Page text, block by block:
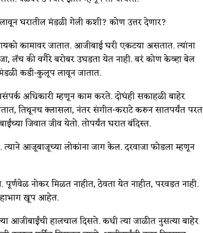
घरातील मंडळी गेली कशी? कोण उत्तर देणार?
कामावर जातात. आजीबाई घरी एकटया असतात. त्यांना
लॅच की वगैरे बरोबर उघडता येत नाही. बरं कोण केव्हा बेल
कडी-कुलूप लावून जातात.
अधिकारी म्हणून काम करते. दोघंही सकाहळी बाहेर
तिथूनच क्लासला, नंतर संगीत-कराटे करुन सातपर्यंत परत
जिवात जीव येतो. तोपर्यंत घरात बंदिस्त.
आजूबाजूच्या लोकांना जाग केल. दरवाजा फोडला म्हणून
नोकर मिळत नाहीत, ठेवता येत नाहीत, परवडत नाही.
खूप आहेत.
आजीबाईंची हालचाल दिसते. कधी त्या जाळीत नुसत्या बाहेर